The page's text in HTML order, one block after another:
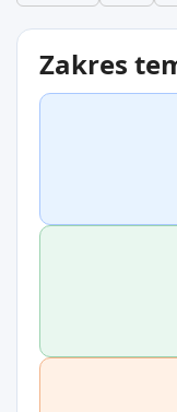
Zakres